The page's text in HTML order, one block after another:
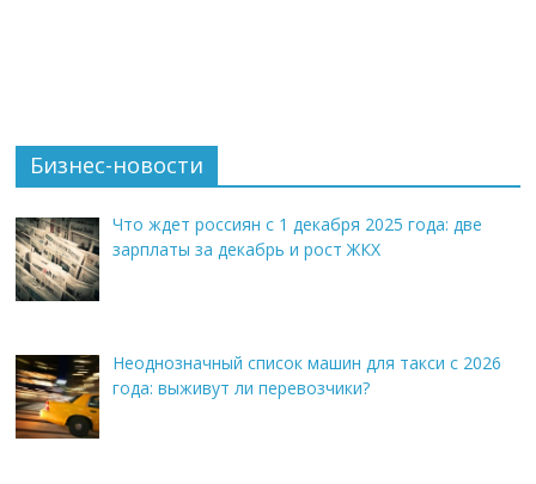
Бизнес-новости
Что ждет россиян с 1 декабря 2025 года: две
зарплаты за декабрь и рост ЖКХ
Неоднозначный список машин для такси с 2026
года: выживут ли перевозчики?